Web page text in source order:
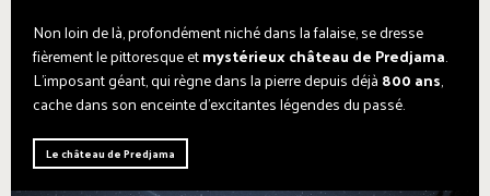
Non loin de là, profondément niché dans la falaise, se dresse
fièrement le pittoresque etmystérieux château de Predjama.
L'imposant géant, qui règne dans la pierre depuis déjà 800 ans,
cache dans son enceinte d'excitantes légendes du passé.
Le château de Predjama